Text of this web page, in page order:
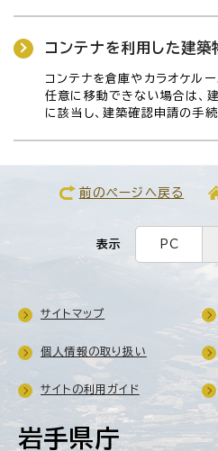
コンテナを利用した建築
コンテナを倉庫やカラオケル
任意に移動できない場合は、
に該当し、建築確認申請の手
前のページへ戻る
表示 PC
岩手県庁
サイトマップ
個人情報の取り扱い
サイトの利用ガイド